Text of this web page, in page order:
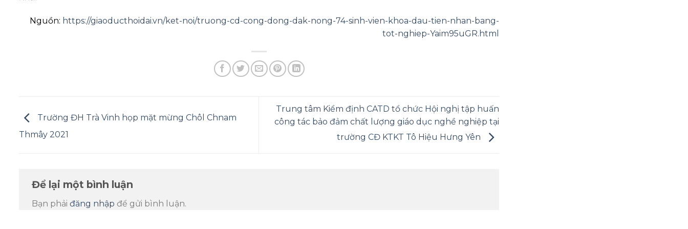
Nguồn: https://giaoducthoidai.vn/ket-noi/truong-cd-cong-dong-dak-nong-74-sinh-vien-khoa-dau-tien-nhan-bang-
tot-nghiep-Yaim95uGR.html
Trường ĐH Trà Vinh họp mặt mừng Chôl Chnam
Thmây 2021
Trung tâm Kiểm định CATD tổ chức Hội nghị tập huấn
công tác bảo đảm chất lượng giáo dục nghề nghiệp tại
trường CĐ KTKT Tô Hiệu Hưng Yên
Để lại một bình luận
Bạn phải đăng nhập để gửi bình luận.